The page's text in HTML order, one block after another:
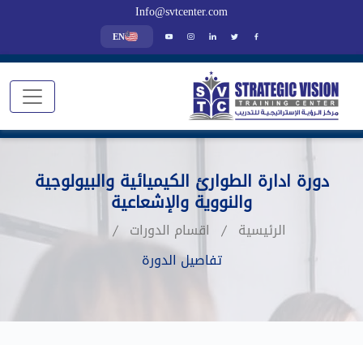
Info@svtcenter.com
EN
دورة ادارة الطوارئ الكيميائية والبيولوجية
والنووية والإشعاعية
الرئيسية
اقسام الدورات
تفاصيل الدورة